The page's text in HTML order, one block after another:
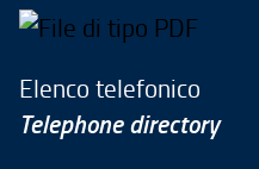
Elenco telefonico
Telephone directory